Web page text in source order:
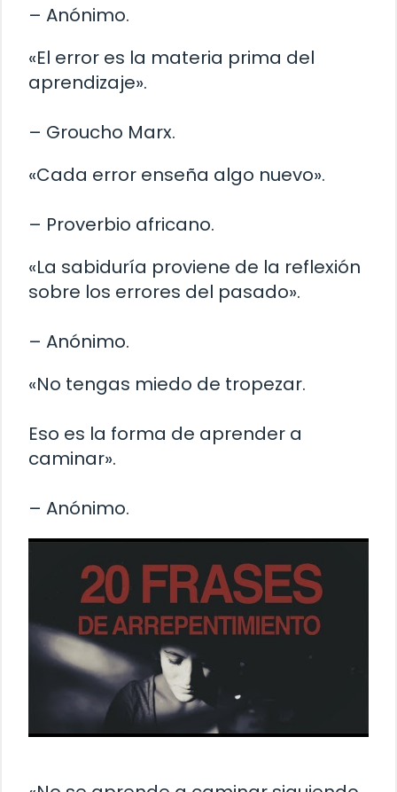
– Anónimo.
«El error es la materia prima del
aprendizaje».
– Groucho Marx.
«Cada error enseña algo nuevo».
– Proverbio africano.
«La sabiduría proviene de la reflexión
sobre los errores del pasado».
– Anónimo.
«No tengas miedo de tropezar.
Eso es la forma de aprender a
caminar».
– Anónimo.